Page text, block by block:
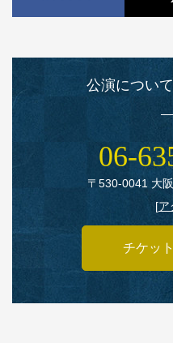
公演につい
〒530‑0041 大
[ア
チケッ